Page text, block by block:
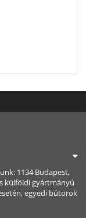
1134 Budapest,
külföldi gyártmányú
egyedi bútorok